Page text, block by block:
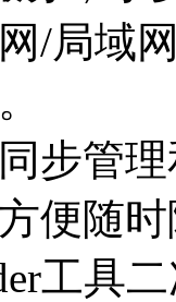
/局域
步管
便随
工具